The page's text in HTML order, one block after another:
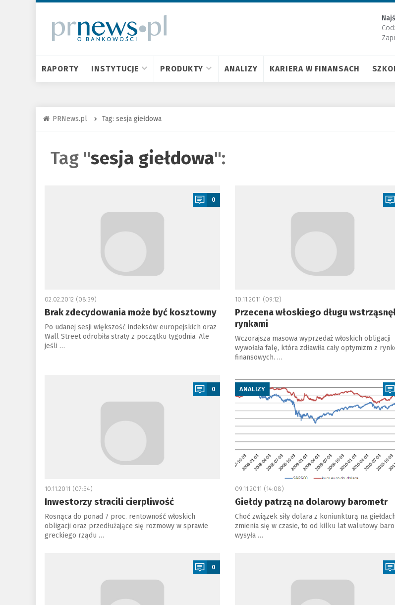
RAPORTY INSTYTUCJE PRODUKTY ANALIZY KARIERA W FINANSACH
PRNews.pl Tag: sesja giełdowa
Tag "sesja giełdowa":
0
02.02.2012 (08:39)
Brak zdecydowania może być kosztowny
Po udanej sesji większość indeksów europejskich oraz
Wall Street odrobiła straty z początku tygodnia. Ale
jeśli …
10.11.2011 (09:12)
Przecena włoskiego długu
rynkami
Wczorajsza masowa wyprzedaż włoskich obligacji
wywołała falę, która zdławiła cały optymizm z
finansowych. …
0
10.11.2011 (07:54)
Inwestorzy stracili cierpliwość
Rosnąca do ponad 7 proc. rentowność włoskich
obligacji oraz przedłużające się rozmowy w sprawie
greckiego rządu …
ANALIZY
09.11.2011 (14:08)
Giełdy patrzą na dolarowy barometr
Choć związek siły dolara z koniunkturą na giełdach
zmienia się w czasie, to od kilku lat walutowy
wysyła …
0